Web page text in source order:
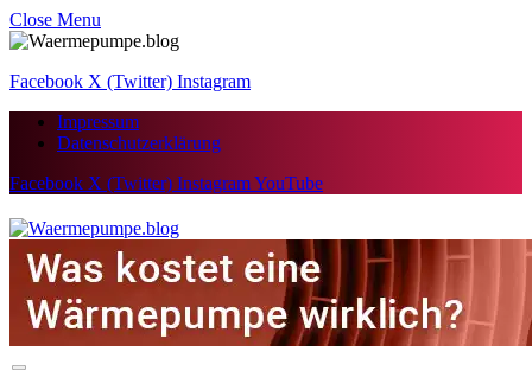
Close Menu
Facebook X (Twitter) Instagram
Impressum
Datenschutzerklärung
Facebook X (Twitter) InstagramYouTube